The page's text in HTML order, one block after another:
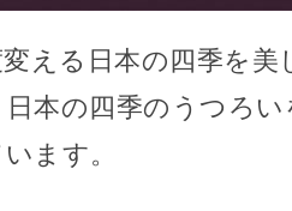
える日本の四季を美
本の四季のうつろ
ます。